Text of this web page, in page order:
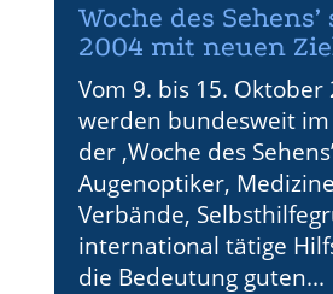
Woche des
2004 mit neuen
Vom 9. bis 15. Oktober
werden bundesweit im
der ‚Woche des Sehens’
Augenoptiker,
Verbände,
international tätige
die Bedeutung guten...